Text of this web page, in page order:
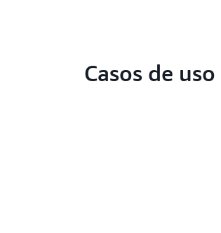
Casos de uso